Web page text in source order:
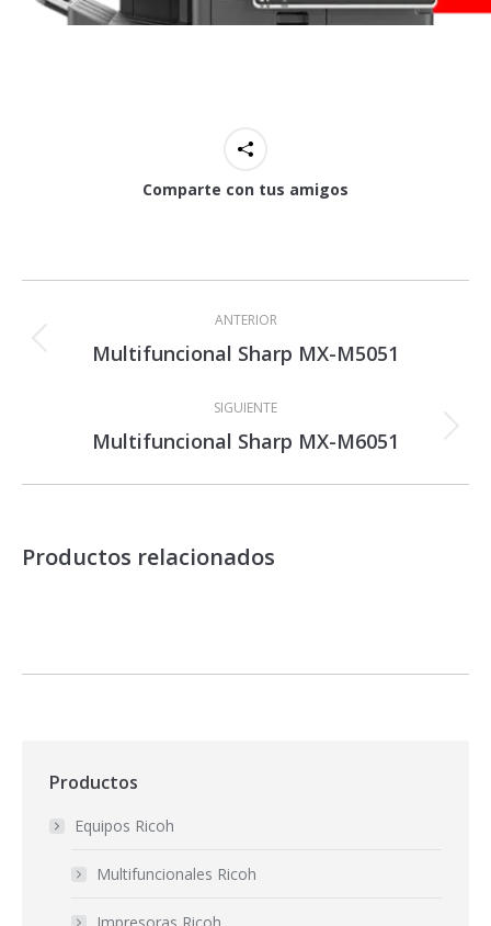
Comparte con tus amigos
Navegación
entre
proyectos
ANTERIOR
Proyecto
Multifuncional Sharp MX-M5051
SIGUIENTE
Proyecto
Multifuncional Sharp MX-M6051
Productos relacionados
Productos
Equipos Ricoh
Multifuncionales Ricoh